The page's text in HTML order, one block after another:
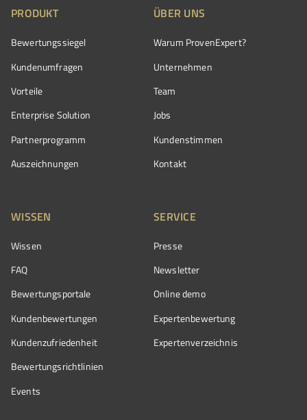
PRODUKT
Bewertungssiegel
Kundenumfragen
Vorteile
Enterprise Solution
Partnerprogramm
Auszeichnungen
ÜBER UNS
Warum ProvenExpert?
Unternehmen
Team
Jobs
Kundenstimmen
Kontakt
WISSEN
Wissen
FAQ
Bewertungsportale
Kundenbewertungen
Kundenzufriedenheit
Bewertungs­richtlinien
Events
SERVICE
Presse
Newsletter
Online demo
Expertenbewertung
Expertenverzeichnis